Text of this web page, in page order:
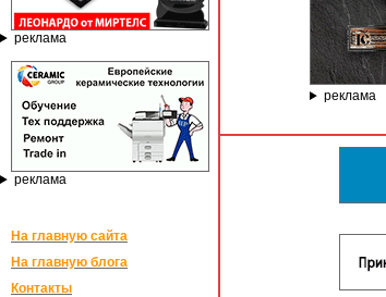
реклама
реклама
На главную сайта
На главную блога
Контакты
реклама